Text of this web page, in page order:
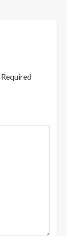
Required